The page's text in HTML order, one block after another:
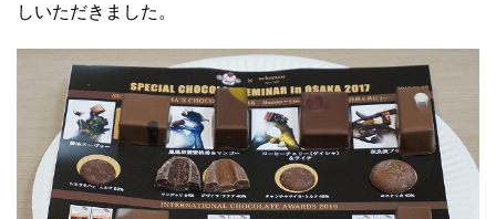
しいただきました。